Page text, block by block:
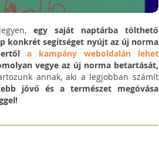
egy saját naptárba tölthető
konkrét segítséget nyújt az új norma
a kampány weboldalán lehet
vegye az új norma betartását,
annak, aki a legjobban számít
jövő és a természet megóvása